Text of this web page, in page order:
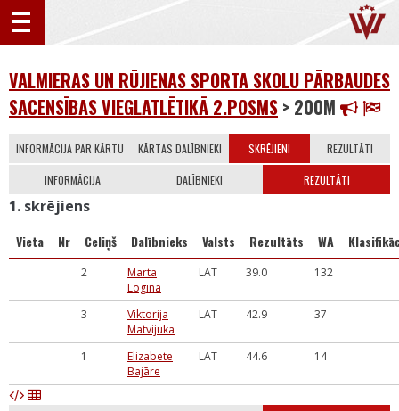
VALMIERAS UN RŪJIENAS SPORTA SKOLU PĀRBAUDES
SACENSĪBAS VIEGLATLĒTIKĀ 2.POSMS > 200M
INFORMĀCIJA PAR KĀRTU KĀRTAS DALĪBNIEKI SKRĒJIENI REZULTĀTI
INFORMĀCIJA DALĪBNIEKI REZULTĀTI
1. skrējiens
Vieta Nr Celiņš Dalībnieks Valsts Rezultāts WA
2
Marta
Logina
LAT 39.0 132
3
Viktorija
Matvijuka
LAT 42.9 37
1
Elizabete
Bajāre
LAT 44.6 14